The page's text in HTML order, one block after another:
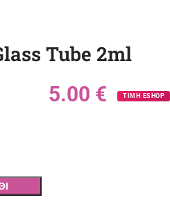
Tube 2ml
5.00 € ΤΙΜΗ ESHOP